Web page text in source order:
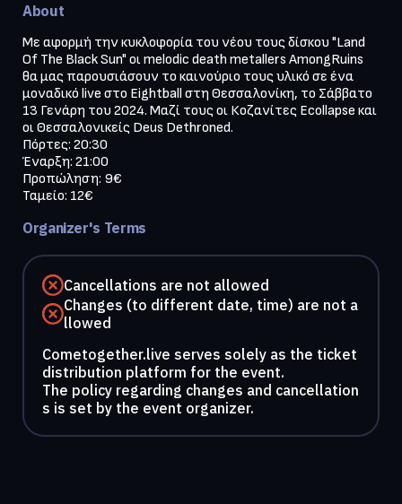
About
Με αφορμή την κυκλοφορία του νέου τους δίσκου "Land
Of The Black Sun" οι melodic death metallers AmongRuins
θα μας παρουσιάσουν το καινούριο τους υλικό σε ένα
μοναδικό live στο Eightball στη Θεσσαλονίκη, το Σάββατο
13 Γενάρη του 2024. Μαζί τους οι Κοζανίτες Ecollapse και
οι Θεσσαλονικείς Deus Dethroned.
Πόρτες: 20:30
Έναρξη: 21:00
Προπώληση: 9€
Ταμείο: 12€
Organizer's Terms
Cancellations are not allowed
Changes (to different date, time) are not a
llowed
Cometogether.live serves solely as the ticket
distribution platform for the event.
The policy regarding changes and cancellation
s is set by the event organizer.